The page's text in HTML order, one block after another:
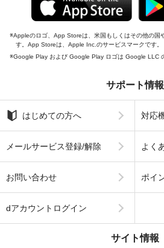
Appleのロゴ、App Storeは、米国もしくはその他の国
す。App Storeは、Apple Inc.のサービスマークです。
Google Play および Google Play ロゴは Google LLC
サポート情報
はじめての方へ 対応
メールサービス登録/解除 よく
お問い合わせ ポイ
dアカウントログイン
サイト情報